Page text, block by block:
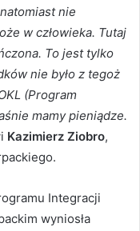
nie
w człowieka. Tutaj
To jest tylko
nie było z tegoż
(Program
mamy pieniądze.
Kazimierz Ziobro,
Integracji
wyniosła